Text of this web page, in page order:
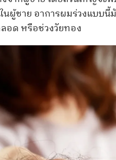
ผู้ชาย อาการผมร่วงแบบ
อด หรือช่วงวัยทอง